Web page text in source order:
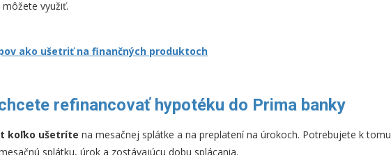
využiť.
ako ušetriť na finančných produktoch
refinancovať hypotéku do Prima banky
koľko ušetríte na mesačnej splátke a na preplatení na úrokoch. Potrebujete k tomu
splátku, úrok a zostávajúcu dobu splácania.